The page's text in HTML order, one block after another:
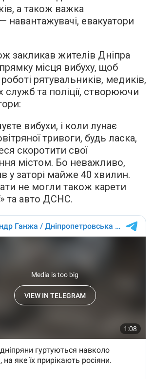
а також важка
навантажувачі, евакуатори
закликав жителів Дніпра
місця вибуху, щоб
рятувальників, медиків,
служб та поліції, створюючи
вибухи, і коли лунає
тривоги, будь ласка,
скоротити свої
містом. Бо неважливо,
у заторі майже 40 хвилин.
не могли також карети
та авто ДСНС.